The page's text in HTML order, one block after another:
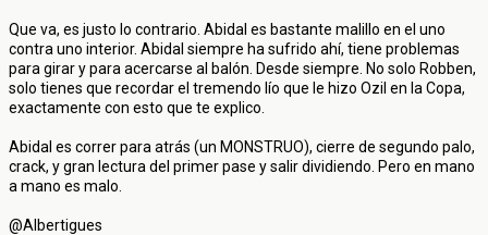
Que va, es justo lo contrario. Abidal es bastante malillo en el uno
contra uno interior. Abidal siempre ha sufrido ahí, tiene problemas
para girar y para acercarse al balón. Desde siempre. No solo Robben,
solo tienes que recordar el tremendo lío que le hizo Ozil en la Copa,
exactamente con esto que te explico.
Abidal es correr para atrás (un MONSTRUO), cierre de segundo palo,
crack, y gran lectura del primer pase y salir dividiendo. Pero en mano
a mano es malo.
@Albertigues